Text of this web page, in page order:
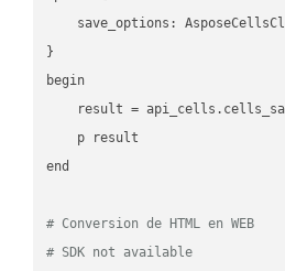
save_options:
}
begin
result =
    p result
end
# Conversion de HTML en WEB
# SDK not available